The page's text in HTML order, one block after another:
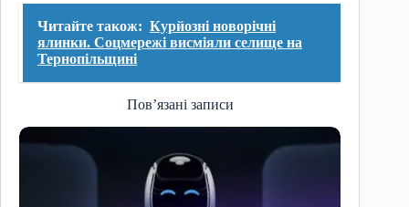
Читайте також: Курйозні новорічні
ялинки. Соцмережі висміяли селище на
Тернопільщині
Пов’язані записи